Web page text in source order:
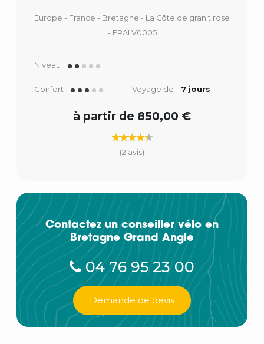
Europe - France - Bretagne - La Côte de granit rose
- FRALV0005
Niveau
Confort Voyage de 7 jours
à partir de 850,00 €
(2 avis)
Contactez un conseiller vélo en
Bretagne Grand Angle
04 76 95 23 00
Demande de devis